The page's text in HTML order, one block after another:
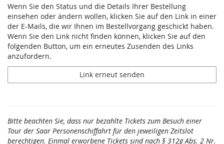
Wenn Sie den Status und die Details Ihrer Bestellung
einsehen oder ändern wollen, klicken Sie auf den Link in einer
der E-Mails, die wir Ihnen im Bestellvorgang geschickt haben.
Wenn Sie den Link nicht finden können, klicken Sie auf den
folgenden Button, um ein erneutes Zusenden des Links
anzufordern.
Link erneut senden
Bitte beachten Sie, dass nur bezahlte Tickets zum Besuch einer
Tour der Saar Personenschiffahrt für den jeweiligen Zeitslot
berechtigen. Einmal erworbene Tickets sind nach § 312g Abs. 2 Nr.